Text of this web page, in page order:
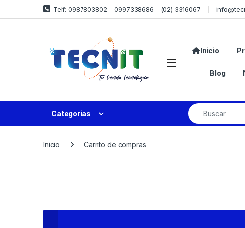
Telf: 0987803802 – 0997338686 – (02) 3316067
Inicio
Blog
Categorias
Inicio Carrito de compras